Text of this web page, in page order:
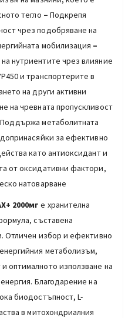
тегло – Подкрепя
чрез подобряване на
мобилизация –
нутриентите чрез влияние
и транспортерите в
на други активни
на чревната пропускливост
Поддържа метаболитната
за ефективно
като антиоксидант и
от оксидативни фактори,
натоварване
2000мге хранителна
съставена
Отличен избор и ефективно
метаболизъм,
оптималното използване на
Благодарение на
биодостъпност, L-
в митохондриалния